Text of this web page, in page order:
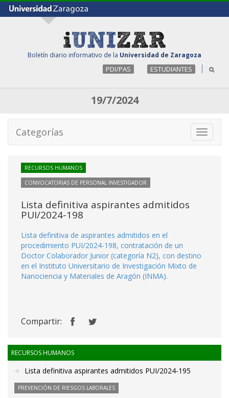
Boletín diario informativo de la Universidad de Zaragoza
PDI/PAS ESTUDIANTES
19/7/2024
Toggle
Categorías
RECURSOS HUMANOS
CONVOCATORIAS DE PERSONAL INVESTIGADOR
Lista definitiva aspirantes admitidos
PUI/2024-198
Lista definitiva de aspirantes admitidos en el
procedimiento PUI/2024-198, contratación de un
Doctor Colaborador Junior (categoría N2), con destino
en el Instituto Universitario de Investigación Mixto de
Nanociencia y Materiales de Aragón (INMA).
Compartir:
RECURSOS HUMANOS
Lista definitiva aspirantes admitidos PUI/2024-195
PREVENCIÓN DE RIESGOS LABORALES